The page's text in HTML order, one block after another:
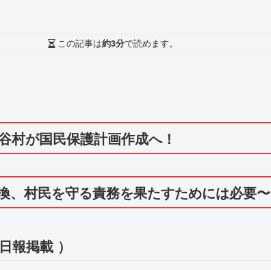
この記事は約3分で読めます。
民保護計画作成へ！
、村民を守る責務を果たすためには必要〜
報掲載 ）